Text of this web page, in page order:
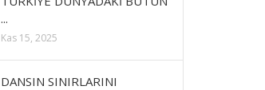
...
Kas 15, 2025
DANSIN SINIRLARINI